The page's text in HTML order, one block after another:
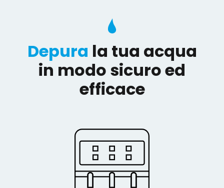
Depura la tua acqua
in modo sicuro ed
efficace